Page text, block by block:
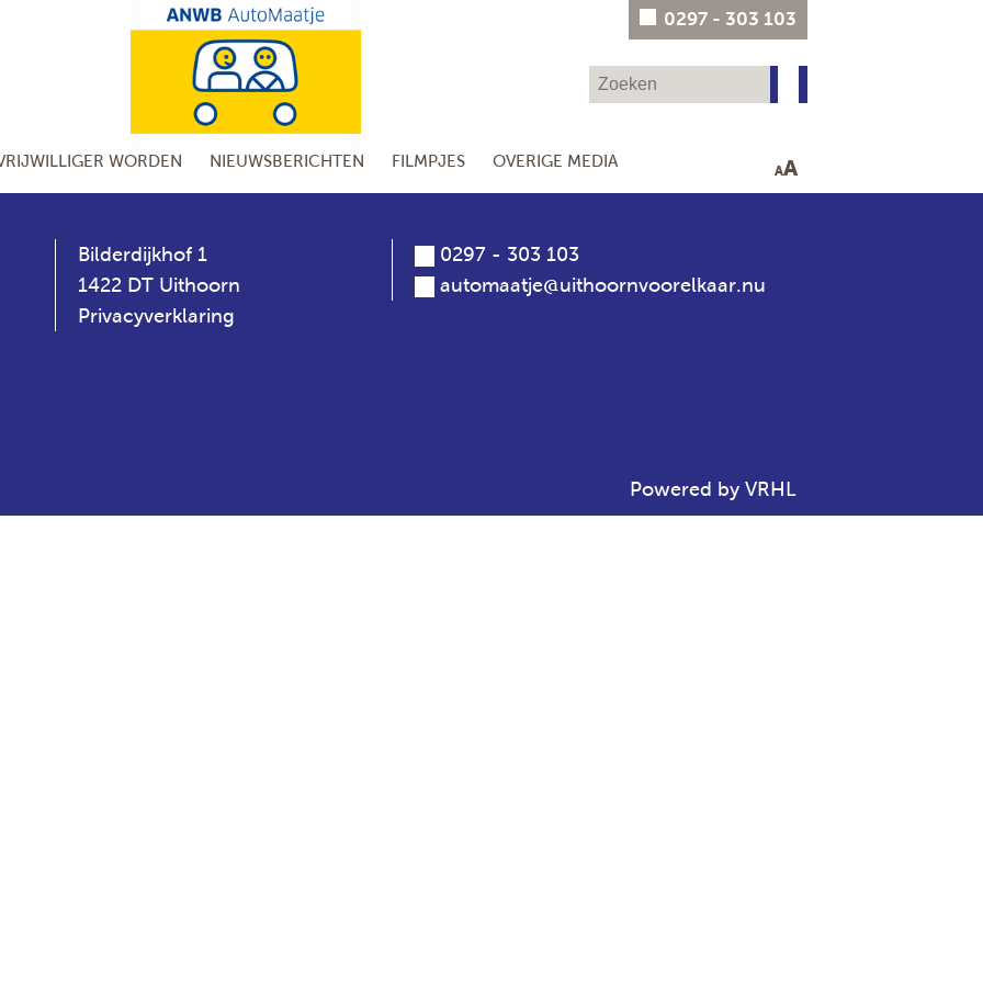
0297 - 303 103
WORDEN NIEUWSBERICHTEN FILMPJES OVERIGE MEDIA
AA
Bilderdijkhof 1
1422 DT Uithoorn
Privacyverklaring
0297 - 303 103
automaatje@uithoornvoorelkaar.nu
Powered by VRHL